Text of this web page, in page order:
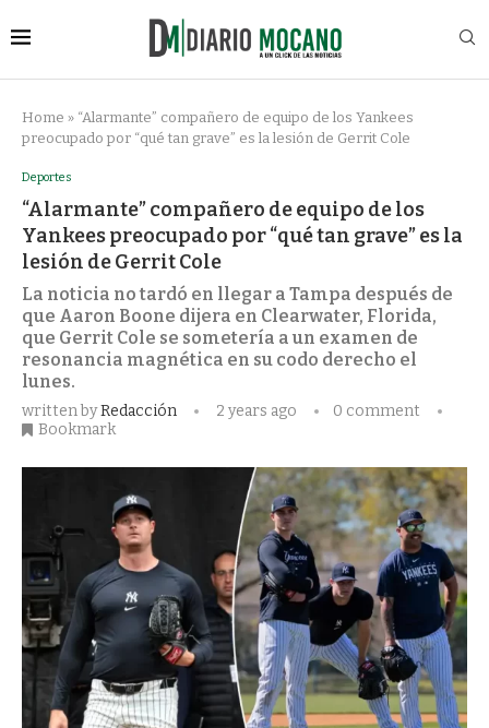
Home » “Alarmante” compañero de equipo de los Yankees
preocupado por “qué tan grave” es la lesión de Gerrit Cole
Deportes
“Alarmante” compañero de equipo de los
Yankees preocupado por “qué tan grave” es la
lesión de Gerrit Cole
La noticia no tardó en llegar a Tampa después de
que Aaron Boone dijera en Clearwater, Florida,
que Gerrit Cole se sometería a un examen de
resonancia magnética en su codo derecho el
lunes.
written byRedacción 2 years ago
0 comment
Bookmark